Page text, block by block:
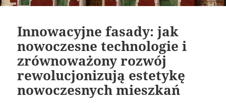
Innowacyjne fasady: jak
nowoczesne technologie i
zrównoważony rozwój
rewolucjonizują estetykę
nowoczesnych mieszkań